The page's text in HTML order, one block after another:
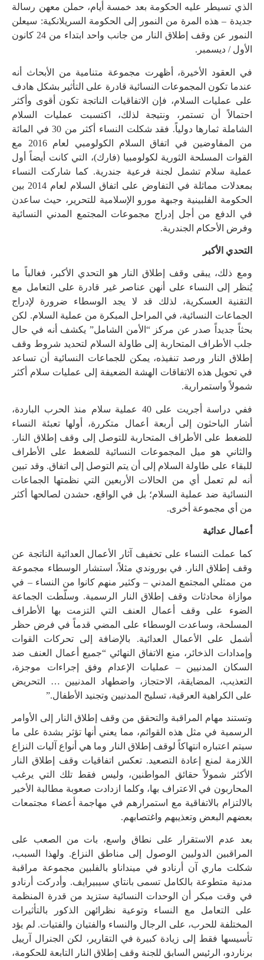
الذي تسيطر عليه الحكومة بعد خمسة أيام، حملن معهن رسالة
جديدة – هذه المرة من النمور إلى الحكومة السريلانكية: سيعلن
النمور عن وقف إطلاق النار من جانب واحد ابتداء من 24 كانون
الأول / ديسمبر.
في العقود الأخيرة، أظهرت مجموعة متنامية من الأبحاث أنه
عندما تكون المجموعات النسائية قادرة على التأثير بشكل هادف
على عمليات السلام، فإن الاتفاقيات الناتجة تكون أقوى وأكثر
احتمالاً أن تستمر، ونتيجة لذلك، اكتسبت عمليات السلام
الشاملة ثمارها دولياً. فقد شكلت النساء أكثر من 30 في المائة
من المفاوضين في اتفاق السلام الكولومبي لعام 2016 مع
القوات المسلحة الثورية لكولومبيا (فارك)، التي كانت أيضاً أول
عملية سلام تشمل لجنة فرعية جندرية. كما شاركت النساء
بمعدلات مماثلة في التفاوض على اتفاق السلام لعام 2014 بين
الحكومة الفلبينية وجبهة مورو الإسلامية للتحرير، حيث ساعدن
في الدفع من أجل إدراج مجموعات المجتمع المدني النسائية
وفرض الأحكام الجندرية.
التحدي الأكبر
ومع ذلك، يبقى وقف إطلاق النار هو التحدي الأكبر، فغالباً ما
يُنظر إلى النساء على أنهن عناصر غير قادرة على التعامل مع
التقنية العسكرية، لذلك قد لا يجد الوسطاء ضرورة لإدراج
الجماعات النسائية، في المراحل المبكرة من عملية السلام. لكن
بحثاً جديداً صدر عن مركز “الأمن الشامل” يكشف أنه في حال
جلب الأطراف المتحاربة إلى طاولة السلام لتحديد شروط وقف
إطلاق النار ورصد تنفيذه، يمكن للجماعات النسائية أن تساعد
في تحويل هذه الاتفاقات الهشة الضعيفة إلى عمليات سلام أكثر
شمولاً واستمرارية.
ففي دراسة أجريت على 40 عملية سلام منذ الحرب الباردة،
أشار الباحثون إلى أربعة أعمال متكررة، أولها تعبئة النساء
للضغط على الأطراف المتحاربة للتوصل إلى وقف إطلاق النار.
والثاني هو ميل المجموعات النسائية للضغط على الأطراف
للبقاء على طاولة السلام إلى أن يتم التوصل إلى اتفاق. وقد تبين
أنه لم تعمل أي من الحالات الأربعين التي نظمتها الجماعات
النسائية ضد عملية السلام؛ بل في الواقع، حشدن لصالحها أكثر
من أي مجموعة أخرى.
أعمال عدائية
كما عملت النساء على تخفيف آثار الأعمال العدائية الناتجة عن
وقف إطلاق النار. في بوروندي مثلاً، استشار الوسطاء مجموعة
من ممثلي المجتمع المدني – وكثير منهم كانوا من النساء – في
موازاة محادثات وقف إطلاق النار الرسمية. وسلّطت الجماعة
الضوء على وقف أعمال العنف التي التزمت بها الأطراف
المسلحة، وساعدت الوسطاء على المضي قدماً في فرض حظر
أشمل على الأعمال العدائية. بالإضافة إلى تحركات القوات
وإمدادات الذخائر، منع الاتفاق النهائي “جميع أعمال العنف ضد
السكان المدنيين – عمليات الإعدام وفق إجراءات موجزة،
التعذيب، المضايقة، الاحتجاز، واضطهاد المدنيين … التحريض
على الكراهية العرقية، تسليح المدنيين وتجنيد الأطفال.”
وتستند مهام المراقبة والتحقق من وقف إطلاق النار إلى الأوامر
الرسمية في مثل هذه القوائم، مما يعني أنها تؤثر بشدة على ما
سيتم اعتباره انتهاكاً لوقف إطلاق النار وما هي أنواع آليات النزاع
اللازمة لمنع إعادة التصعيد. تعكس اتفاقيات وقف إطلاق النار
الأكثر شمولاً حقائق المواطنين، وليس فقط تلك التي يرغب
المحاربون في الاعتراف بها، وكلما ازدادت صعوبة مطالبة الأخير
بالالتزام بالاتفاقية مع استمرارهم في مهاجمة أعضاء مجتمعات
بعضهم البعض وتعذيبهم واغتصابهم.
بعد عدم الاستقرار على نطاق واسع، بات من الصعب على
المراقبين الدوليين الوصول إلى مناطق النزاع. ولهذا السبب،
شكلت ماري آن أرنادو في مينداناو بالفلبين مجموعة مراقبة
مدنية متطوعة بالكامل تسمى بانتاي سيبيرايف. وأدركت أرنادو
في وقت مبكر أن الوحدات النسائية ستزيد من قدرة المنظمة
على التعامل مع النساء وتوعية نظرائهن الذكور بالتأثيرات
المختلفة للحرب، على الرجال والنساء والفتيان والفتيات. لم يؤد
تأسيسها فقط إلى زيادة كبيرة في التقارير، لكن الجنرال آرييل
برناردو، الرئيس السابق للجنة وقف إطلاق النار التابعة للحكومة،